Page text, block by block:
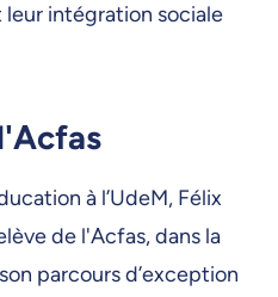
leur intégration sociale
à l’UdeM, Félix
de l'Acfas, dans la
parcours d’exception